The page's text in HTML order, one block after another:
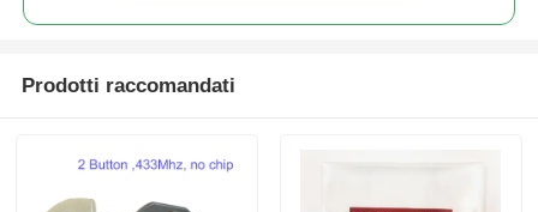
Prodotti raccomandati